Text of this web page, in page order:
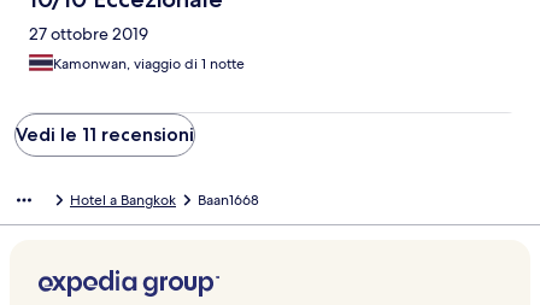
27 ottobre 2019
Kamonwan, viaggio di 1 notte
Vedi le 11 recensioni
Hotel a Bangkok Baan1668